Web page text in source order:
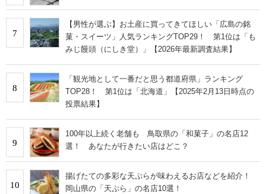
7
【男性が選ぶ】お土産に買ってきてほしい「広島の銘
菓・スイーツ」人気ランキングTOP29！ 第1位は「も
みじ饅頭（にしき堂）」【2026年最新調査結果】
8
「観光地として一番だと思う都道府県」ランキング
TOP28！ 第1位は「北海道」【2025年2月13日時点の
投票結果】
9
100年以上続く老舗も 鳥取県の「和菓子」の名店12
選！ あなたが行きたい店はどこ？
10
揚げたての多彩な天ぷらが味わえるお店などを紹介！
岡山県の「天ぷら」の名店10選！